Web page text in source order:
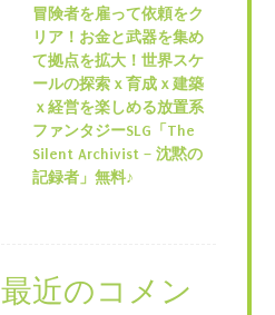
冒険者を雇って依頼をク
リア！お金と武器を集め
て拠点を拡大！世界スケ
ールの探索ｘ育成ｘ建築
ｘ経営を楽しめる放置系
ファンタジーSLG「The
Silent Archivist – 沈黙の
記録者」無料♪
最近のコメン